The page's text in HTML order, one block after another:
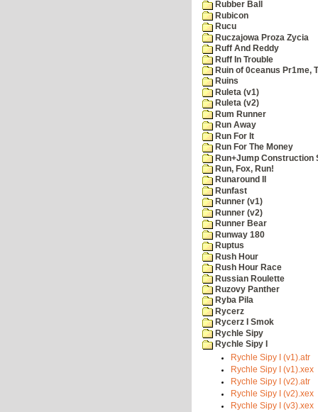
Rubber Ball
Rubicon
Rucu
Ruczajowa Proza Zycia
Ruff And Reddy
Ruff In Trouble
Ruin of 0ceanus Pr1me,
Ruins
Ruleta (v1)
Ruleta (v2)
Rum Runner
Run Away
Run For It
Run For The Money
Run+Jump Construction
Run, Fox, Run!
Runaround II
Runfast
Runner (v1)
Runner (v2)
Runner Bear
Runway 180
Ruptus
Rush Hour
Rush Hour Race
Russian Roulette
Ruzovy Panther
Ryba Pila
Rycerz
Rycerz I Smok
Rychle Sipy
Rychle Sipy I
Rychle Sipy I (v1).atr
Rychle Sipy I (v1).xex
Rychle Sipy I (v2).atr
Rychle Sipy I (v2).xex
Rychle Sipy I (v3).xex